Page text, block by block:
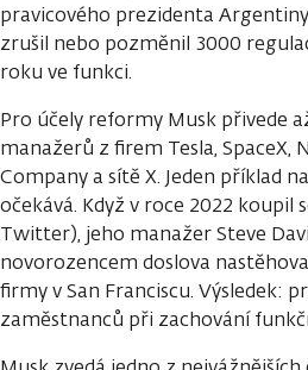
pravicového prezidenta
zrušil nebo pozměnil 3000
roku ve funkci.
Pro účely reformy Musk přivede
manažerů z firem Tesla, SpaceX,
Company a sítě X. Jeden příklad
očekává. Když v roce 2022 koupil
Twitter), jeho manažer Steve
novorozencem doslova
firmy v San Franciscu. Výsledek:
zaměstnanců při zachování